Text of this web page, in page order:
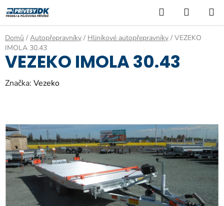
na
obsah
Hledat
KOŠÍK
Domů / Autopřepravníky / Hliníkové autopřepravníky / VEZEKO
IMOLA 30.43
VEZEKO IMOLA 30.43
Značka: Vezeko